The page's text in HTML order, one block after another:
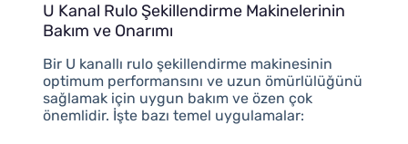
U Kanal Rulo Şekillendirme Makinelerinin
Bakım ve Onarımı
Bir U kanallı rulo şekillendirme makinesinin
optimum performansını ve uzun ömürlülüğünü
sağlamak için uygun bakım ve özen çok
önemlidir. İşte bazı temel uygulamalar: